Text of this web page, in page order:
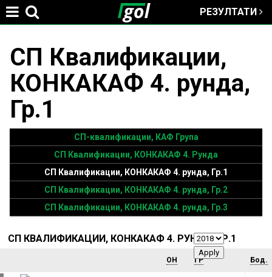
РЕЗУЛТАТИ
You
are
here
СП Квалификации,
КОНКАКАФ 4. рунда,
Гр.1
СП-квалификации, КАФ Група
СП Квалификации, КОНКАКАФ 4. Рунда
СП Квалификации, КОНКАКАФ 4. рунда, Гр.1
СП Квалификации, КОНКАКАФ 4. рунда, Гр.2
СП Квалификации, КОНКАКАФ 4. рунда, Гр.3
СП КВАЛИФИКАЦИИ, КОНКАКАФ 4. РУНДА, ГР.1
ОН ГР Бод.